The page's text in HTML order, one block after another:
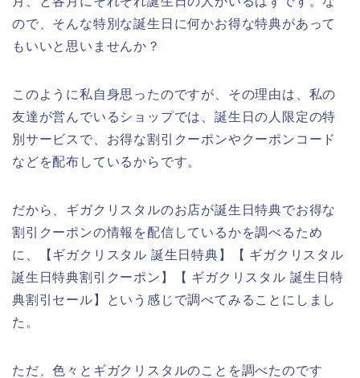
ので、そんな特別な誕生日に何かお得な特典があって
もいいと思いませんか？
このように私自身思ったのですが、その理由は、私の
友達が営んでいるショップでは、誕生日の人限定の特
別サービスで、お得な割引クーポンやクーポンコード
などを配布しているからです。
だから、ギガクリスタルのお店が誕生日特典でお得な
割引クーポンの情報を配信しているかを調べるため
に、【ギガクリスタル 誕生日特典】【 ギガクリスタル
誕生日特典割引クーポン】【 ギガクリスタル 誕生日特
典割引セール】という感じで調べてみることにしまし
た。
ただ、色々とギガクリスタルのことを調べたのです